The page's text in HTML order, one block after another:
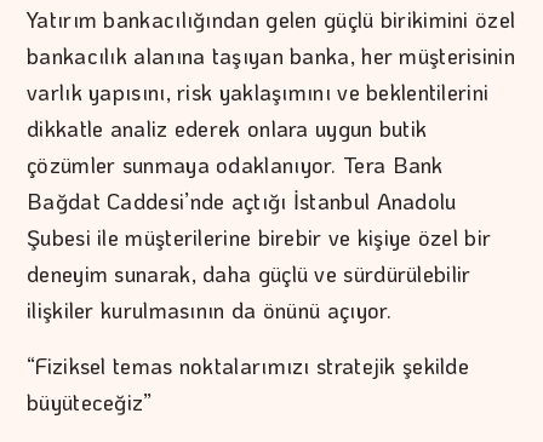
Yatırım bankacılığından gelen güçlü birikimini özel
bankacılık alanına taşıyan banka, her müşterisinin
varlık yapısını, risk yaklaşımını ve beklentilerini
dikkatle analiz ederek onlara uygun butik
çözümler sunmaya odaklanıyor. Tera Bank
Bağdat Caddesi’nde açtığı İstanbul Anadolu
Şubesi ile müşterilerine birebir ve kişiye özel bir
deneyim sunarak, daha güçlü ve sürdürülebilir
ilişkiler kurulmasının da önünü açıyor.
“Fiziksel temas noktalarımızı stratejik şekilde
büyüteceğiz”